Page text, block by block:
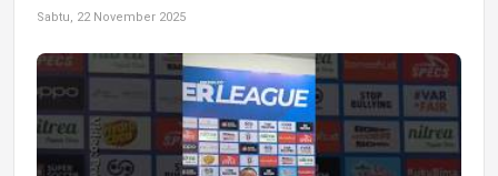
Sabtu, 22 November 2025